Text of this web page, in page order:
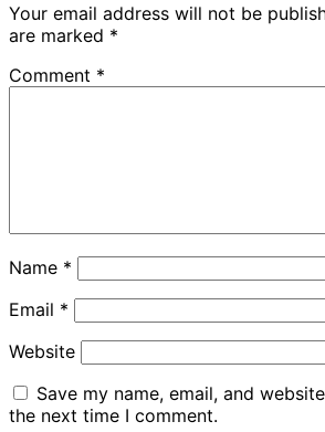
Your email address will not be
are marked *
Comment *
Name *
Email *
Website
Save my name, email, and
the next time I comment.